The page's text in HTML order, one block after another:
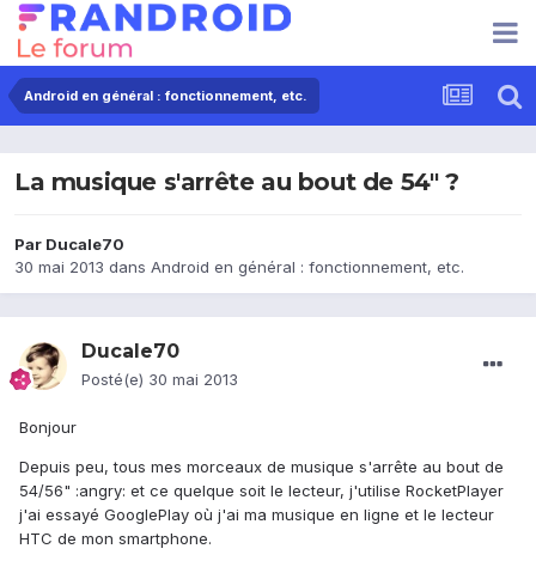
Android en général : fonctionnement, etc.
La musique s'arrête au bout de 54" ?
Par Ducale70
30 mai 2013 dans Android en général : fonctionnement, etc.
Ducale70
Posté(e) 30 mai 2013
Bonjour
Depuis peu, tous mes morceaux de musique s'arrête au bout de
54/56" :angry: et ce quelque soit le lecteur, j'utilise RocketPlayer
j'ai essayé GooglePlay où j'ai ma musique en ligne et le lecteur
HTC de mon smartphone.